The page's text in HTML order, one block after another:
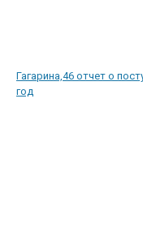
Гагарина,46 отчет о
год